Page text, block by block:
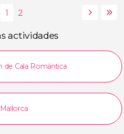
actividades
de Cala Romántica
Mallorca